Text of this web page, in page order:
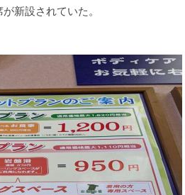
新設されていた。